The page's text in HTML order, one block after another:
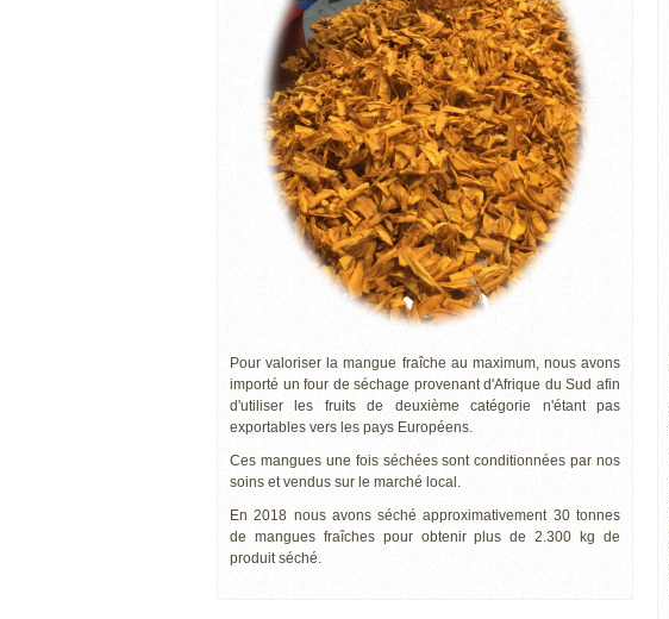
Pour valoriser la mangue fraîche au maximum, nous avons
importé un four de séchage provenant d'Afrique du Sud afin
d'utiliser les fruits de deuxième catégorie n'étant pas
exportables vers les pays Européens.
Ces mangues une fois séchées sont conditionnées par nos
soins et vendus sur le marché local.
En 2018 nous avons séché approximativement 30 tonnes
de mangues fraîches pour obtenir plus de 2.300 kg de
produit séché.